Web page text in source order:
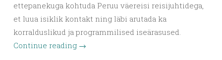
ettepanekuga kohtuda Peruu väereisi reisijuhtidega,
et luua isiklik kontakt ning läbi arutada ka
korralduslikud ja programmilised iseärasused.
Continue reading →